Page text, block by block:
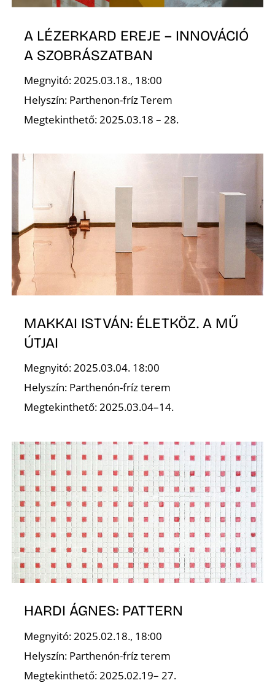
A LÉZERKARD EREJE – INNOVÁCIÓ
A SZOBRÁSZATBAN
Megnyitó: 2025.03.18., 18:00
Helyszín: Parthenon-fríz Terem
Megtekinthető: 2025.03.18 – 28.
MAKKAI ISTVÁN: ÉLETKÖZ. A MŰ
ÚTJAI
Megnyitó: 2025.03.04. 18:00
Helyszín: Parthenón-fríz terem
Megtekinthető: 2025.03.04–14.
HARDI ÁGNES: PATTERN
Megnyitó: 2025.02.18., 18:00
Helyszín: Parthenón-fríz terem
Megtekinthető: 2025.02.19– 27.